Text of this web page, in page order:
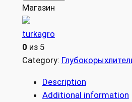
₽
Магазин
turkagro
0 из 5
Category:
Description
Additional information